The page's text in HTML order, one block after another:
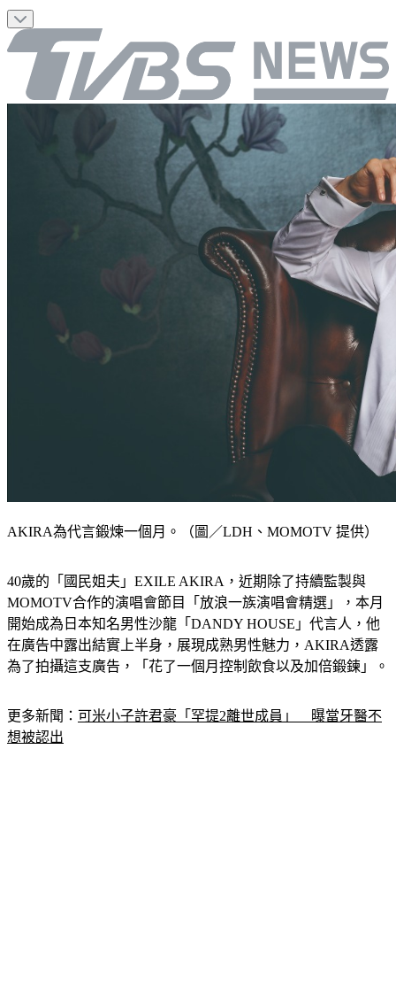
40歲的「國民姐夫」EXILE AKIRA，近期除了持續監製與
MOMOTV合作的演唱會節目「放浪一族演唱會精選」，本月
開始成為日本知名男性沙龍「DANDY HOUSE」代言人，他
在廣告中露出結實上半身，展現成熟男性魅力，AKIRA透露
更多新聞：